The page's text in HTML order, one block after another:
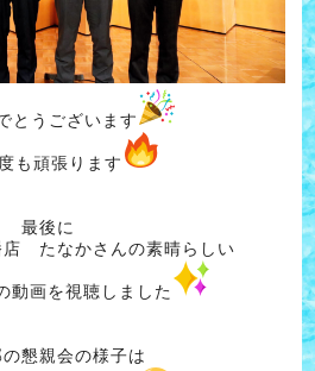
とうございます
も頑張ります
最後に
店 たなかさんの素晴らしい
動画を視聴しました
懇親会の様子は